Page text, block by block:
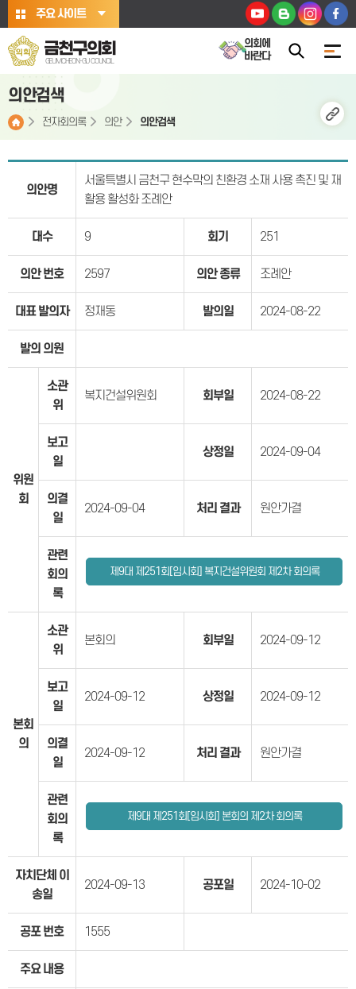
본문바로가기주요 사이트
금천구의회
GEUMCHEON-GU COUNCIL
의회에
바란다
의안검색
전자회의록 의안 의안검색
의안명
서울특별시 금천구 현수막의 친환경 소재 사용 촉진 및 재
활용 활성화 조례안
대수 9 회기 251
의안 번호 2597 의안 종류 조례안
대표 발의자 정재동 발의일 2024-08-22
발의 의원
위원
회
소관
위
복지건설위원회 회부일 2024-08-22
보고
일
상정일 2024-09-04
의결
일
2024-09-04 처리 결과 원안가결
관련
회의
록
제9대 제251회[임시회] 복지건설위원회 제2차 회의록
본회
의
소관
위
본회의 회부일 2024-09-12
보고
일
2024-09-12 상정일 2024-09-12
의결
일
2024-09-12 처리 결과 원안가결
관련
회의
록
제9대 제251회[임시회] 본회의 제2차 회의록
자치단체 이
송일
2024-09-13 공포일 2024-10-02
공포 번호 1555
주요 내용